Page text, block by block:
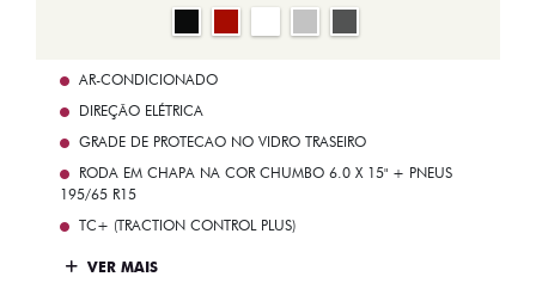
AR-CONDICIONADO
DIREÇÃO ELÉTRICA
GRADE DE PROTECAO NO VIDRO TRASEIRO
RODA EM CHAPA NA COR CHUMBO 6.0 X 15" + PNEUS
195/65 R15
TC+ (TRACTION CONTROL PLUS)
VER MAIS